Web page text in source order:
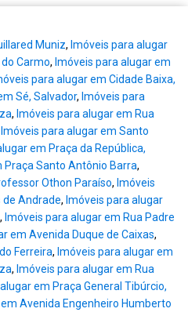
Muniz, Imóveis para alugar
Carmo, Imóveis para alugar em
para alugar em Cidade Baixa,
Sé, Salvador, Imóveis para
, Imóveis para alugar em Rua
Imóveis para alugar em Santo
em Praça da República,
Praça Santo Antônio Barra,
Othon Paraíso, Imóveis
de Andrade, Imóveis para alugar
, Imóveis para alugar em Rua Padre
em Avenida Duque de Caixas,
Ferreira, Imóveis para alugar em
, Imóveis para alugar em Rua
em Praça General Tibúrcio,
Avenida Engenheiro Humberto